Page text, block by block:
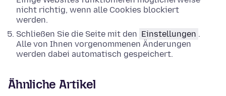
nicht richtig, wenn alle Cookies blockiert
werden.
Schließen Sie die Seite mit den Einstellungen .
Alle von Ihnen vorgenommenen Änderungen
werden dabei automatisch gespeichert.
Ähnliche Artikel